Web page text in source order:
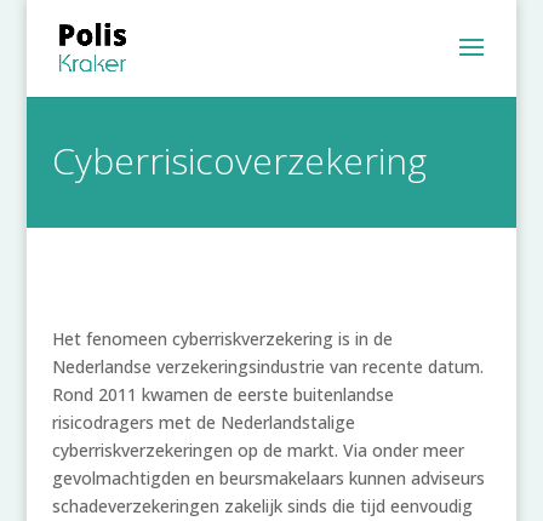
Cyberrisicoverzekering
Het fenomeen cyberriskverzekering is in de
Nederlandse verzekeringsindustrie van recente datum.
Rond 2011 kwamen de eerste buitenlandse
risicodragers met de Nederlandstalige
cyberriskverzekeringen op de markt. Via onder meer
gevolmachtigden en beursmakelaars kunnen adviseurs
schadeverzekeringen zakelijk sinds die tijd eenvoudig